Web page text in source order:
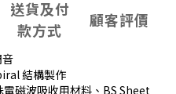
送貨及付
款方式
顧客評價
結構製作
電磁波吸收用材料、BS Sheet